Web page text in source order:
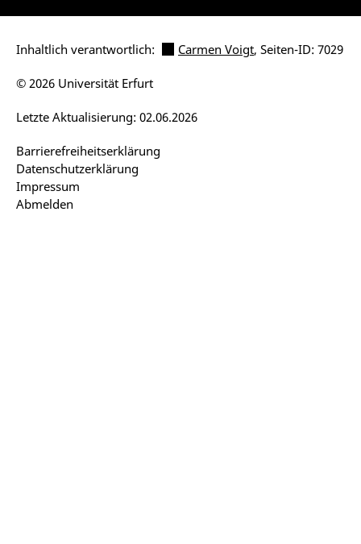
Inhaltlich verantwortlich: Carmen Voigt, Seiten-ID: 7029
Barrierefreiheitserklärung
Datenschutzerklärung
Impressum
Abmelden
Letzte Aktualisierung: 02.06.2026
© 2026 Universität Erfurt